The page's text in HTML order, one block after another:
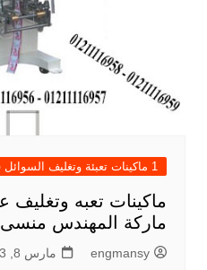
1 ماكينات تعبئة وتغليف السوائل فى اكياس
ماركة المهندس منسى
engmansy مارس 8, 2023